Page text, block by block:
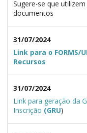
Sugere-se que
documentos
31/07/2024
Link para o FORMS/
Recursos
31/07/2024
Link para geração da
Inscrição (GRU)